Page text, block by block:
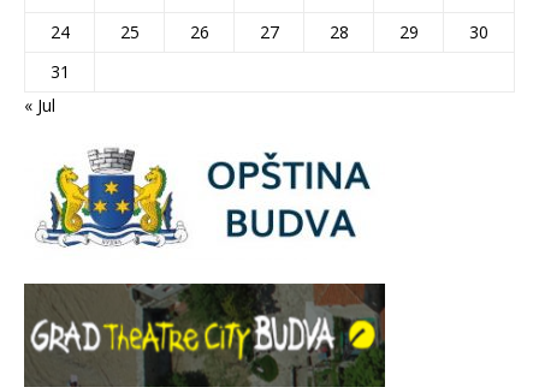
24
25 26 27 28 29
30
31
« Jul